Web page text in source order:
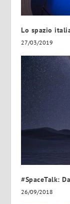
Lo spazio
27/03/2019
#SpaceTalk:
26/09/2018